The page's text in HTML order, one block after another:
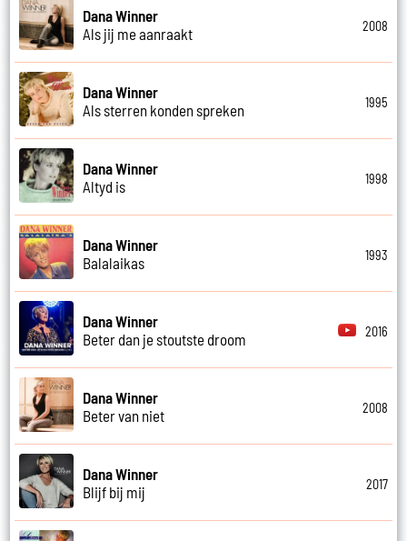
Dana Winner
Als jij me aanraakt
2008
Dana Winner
Als sterren konden spreken
1995
Dana Winner
Altyd is
1998
Dana Winner
Balalaikas
1993
Dana Winner
Beter dan je stoutste droom
2016
Dana Winner
Beter van niet
2008
Dana Winner
Blijf bij mij
2017